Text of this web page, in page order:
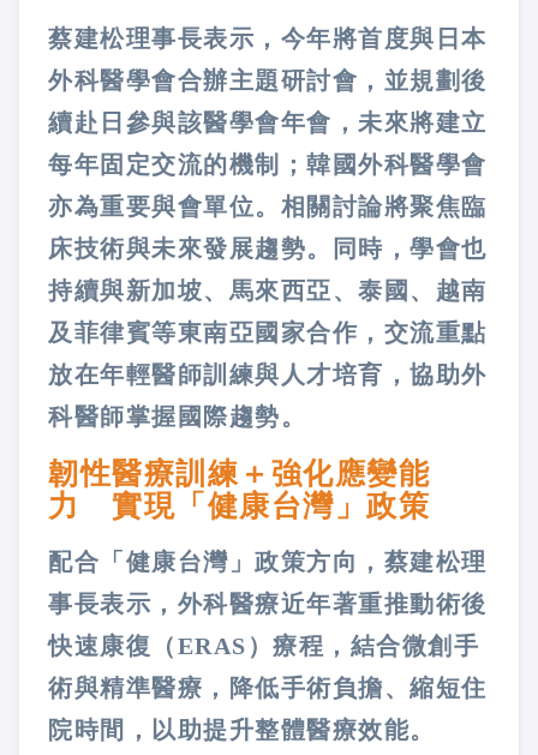
蔡建松理事長表示，今年將首度與日本
外科醫學會合辦主題研討會，並規劃後
續赴日參與該醫學會年會，未來將建立
每年固定交流的機制；韓國外科醫學會
亦為重要與會單位。相關討論將聚焦臨
床技術與未來發展趨勢。同時，學會也
持續與新加坡、馬來西亞、泰國、越南
及菲律賓等東南亞國家合作，交流重點
放在年輕醫師訓練與人才培育，協助外
科醫師掌握國際趨勢。
韌性醫療訓練＋強化應變能
力 實現「健康台灣」政策
配合「健康台灣」政策方向，蔡建松理
事長表示，外科醫療近年著重推動術後
快速康復（ERAS）療程，結合微創手
術與精準醫療，降低手術負擔、縮短住
院時間，以助提升整體醫療效能。